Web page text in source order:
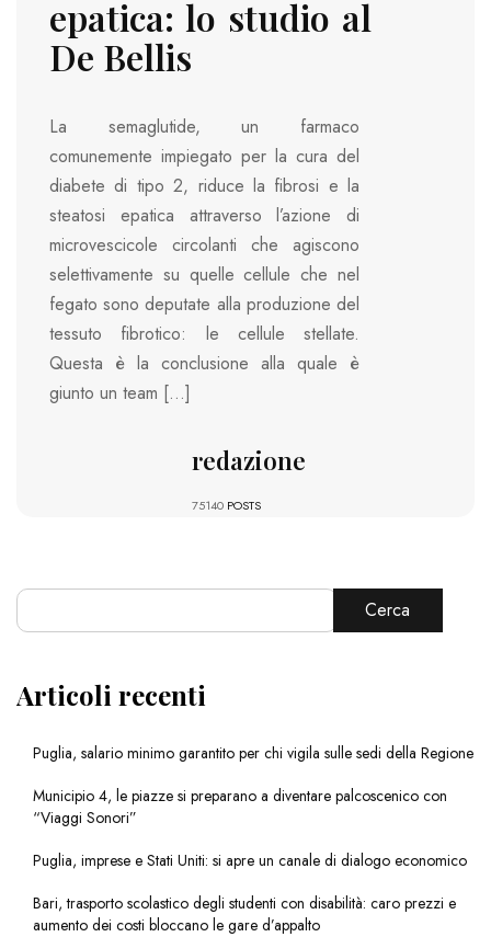
epatica: lo studio al
De Bellis
La semaglutide, un farmaco
comunemente impiegato per la cura del
diabete di tipo 2, riduce la fibrosi e la
steatosi epatica attraverso l’azione di
microvescicole circolanti che agiscono
selettivamente su quelle cellule che nel
fegato sono deputate alla produzione del
tessuto fibrotico: le cellule stellate.
Questa è la conclusione alla quale è
giunto un team […]
redazione
75140 POSTS
Cerca
Articoli recenti
Puglia, salario minimo garantito per chi vigila sulle sedi della Regione
Municipio 4, le piazze si preparano a diventare palcoscenico con
“Viaggi Sonori”
Puglia, imprese e Stati Uniti: si apre un canale di dialogo economico
Bari, trasporto scolastico degli studenti con disabilità: caro prezzi e
aumento dei costi bloccano le gare d’appalto